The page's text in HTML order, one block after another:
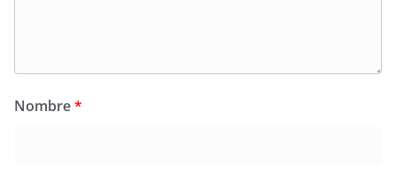
Nombre*